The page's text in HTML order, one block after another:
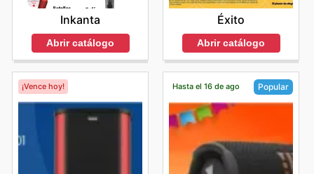
Inkanta
Abrir catálogo
Éxito
Abrir catálogo
¡Vence hoy! Hasta el 16 de ago Popular